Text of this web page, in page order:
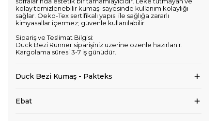
kolay temizlenebilir kumaşı sayesinde kullanım kolaylığı
sağlar. Oeko-Tex sertifikalı yapısı ile sağlığa zararlı
kimyasallar içermez; güvenle kullanılabilir.
Sipariş ve Teslimat Bilgisi:
Duck Bezi Runner siparişiniz üzerine özenle hazırlanır.
Kargolama süresi 3-7 iş günüdür.
Duck Bezi Kumaş - Pakteks
Ebat